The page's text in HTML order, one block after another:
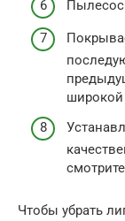
Чтобы убрать